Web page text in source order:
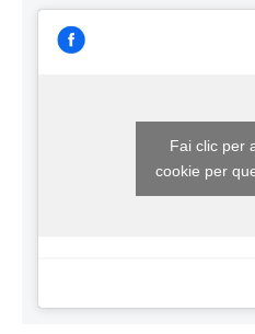
Fai clic per
cookie per